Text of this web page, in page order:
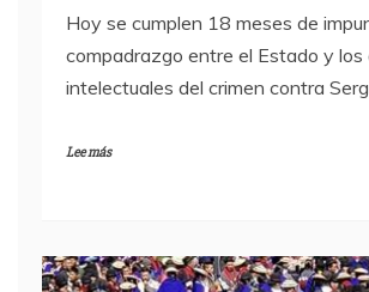
Hoy se cumplen 18 meses de
compadrazgo entre el Estado y los
intelectuales del crimen contra
Lee más